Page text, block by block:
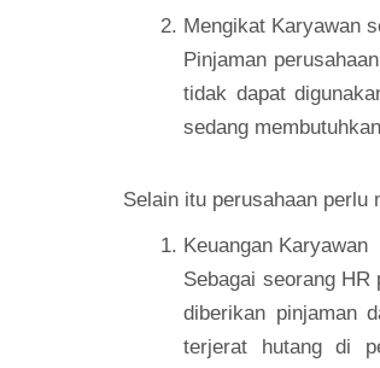
Mengikat Karyawan
Pinjaman
tidak dapat
sedang
Selain itu perusahaan perlu
Keuangan Karyawan
Sebagai seorang
diberikan pinjaman
terjerat hutang di